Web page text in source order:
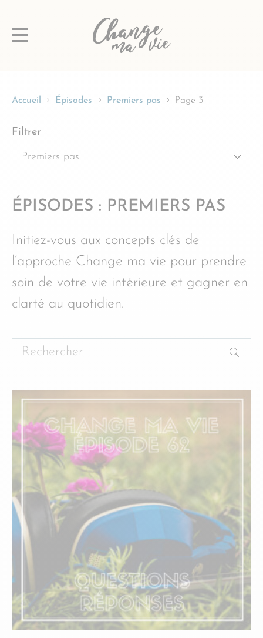
au
Accueil Épisodes Premiers pas Page 3
Filtrer
ÉPISODES : PREMIERS PAS
Initiez-vous aux concepts clés de
l’approche Change ma vie pour prendre
soin de votre vie intérieure et gagner en
clarté au quotidien.
Rechercher